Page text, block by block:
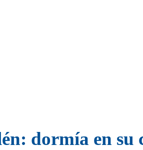
dormía en su